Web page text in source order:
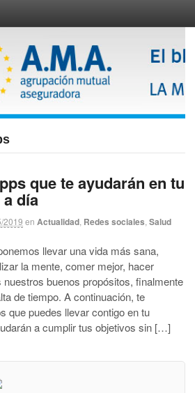
que te ayudarán en tu
día
2019 en Actualidad Redes sociales Salud
llevar una vida más sana,
la mente, comer mejor, hacer
buenos propósitos, finalmente
de tiempo. A continuación, te
que puedes llevar contigo en tu
a cumplir tus objetivos sin […]